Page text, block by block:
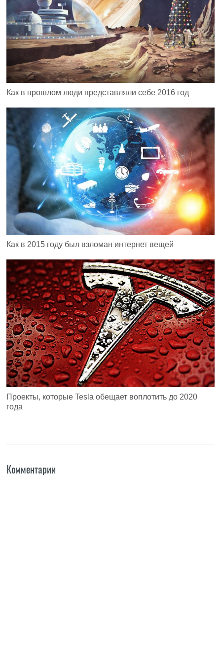
Как в прошлом люди представляли себе 2016 год
Как в 2015 году был взломан интернет вещей
Проекты, которые Tesla обещает воплотить до 2020
года
Комментарии